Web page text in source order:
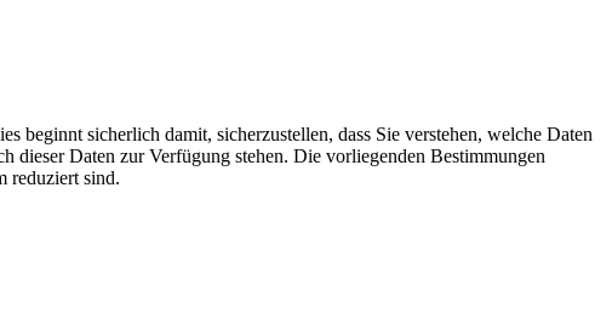
beginnt sicherlich damit, sicherzustellen, dass Sie verstehen, welche Daten
Daten zur Verfügung stehen. Die vorliegenden Bestimmungen
reduziert sind.